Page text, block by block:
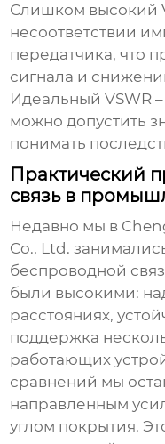
Слишком высокий
несоответствии
передатчика, что
сигнала и
Идеальный VSWR –
можно допустить
понимать
Практический
связь в
Недавно мы в
Co., Ltd.
беспроводной
были высокими:
расстояниях,
поддержка
работающих
сравнений мы
направленным
углом покрытия.